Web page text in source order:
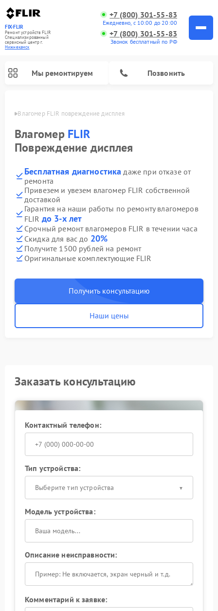
FIX-FLIR
Ремонт устройств FLIR
Специализированный
cервисный центр г.
Нижнекамск
+7 (800) 301-55-83
Ежедневно, с 10:00 до 20:00
+7 (800) 301-55-83
Звонок бесплатный по РФ
Мы ремонтируем Позвонить
Влагомер FLIR повреждение дисплея
Влагомер FLIR
Повреждение дисплея
Бесплатная диагностика даже при отказе от
ремонта
Привезем и увезем влагомер FLIR собственной
доставкой
Гарантия на наши работы по ремонту влагомеров
FLIR до 3-х лет
Срочный ремонт влагомеров FLIR в течении часа
Скидка для вас до 20%
Получите 1500 рублей на ремонт
Оригинальные комплектующие FLIR
Получить консультацию
Наши цены
Заказать консультацию
Контактный телефон:
Тип устройства:
Выберите тип устройства
Модель устройства:
Описание неисправности:
Комментарий к заявке: